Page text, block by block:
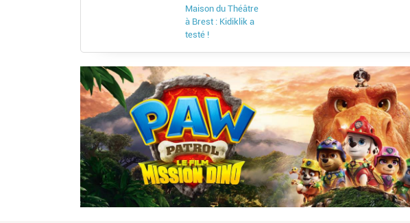
Maison du Théâtre
à Brest : Kidiklik a
testé !